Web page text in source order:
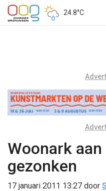
24.8°C
Woonark
gezonken
17 januari 2011 13:27 door